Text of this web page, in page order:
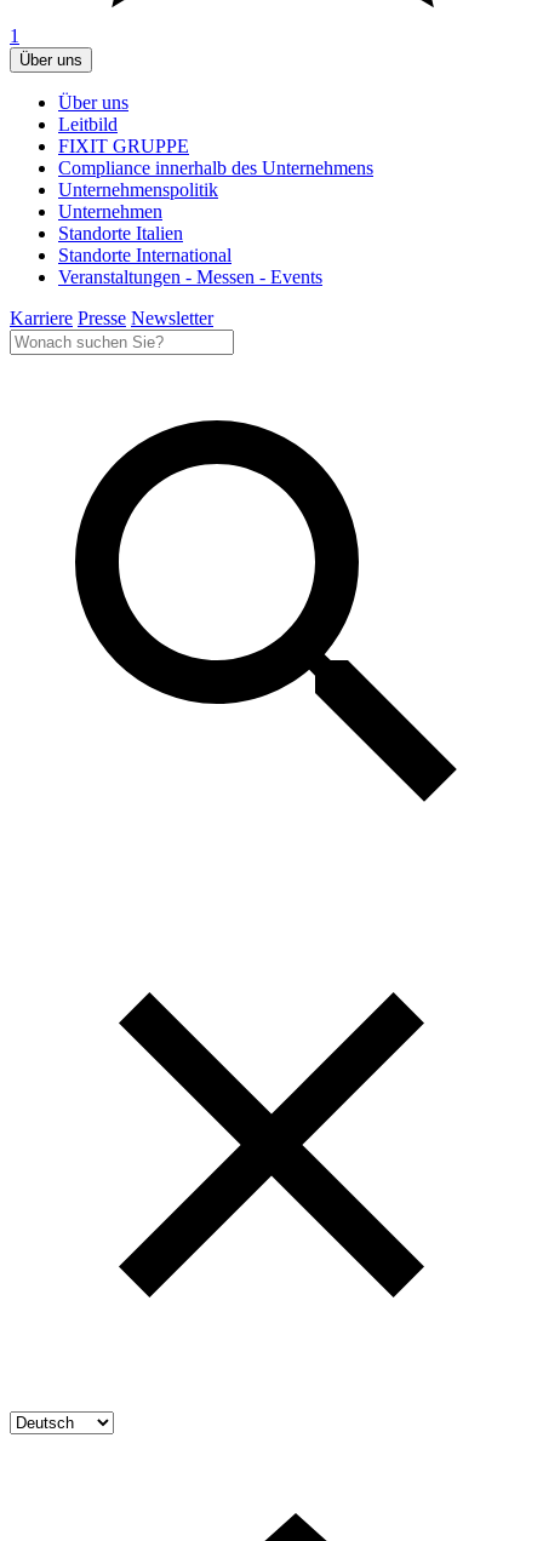
1
Über uns
Über uns
Leitbild
FIXIT GRUPPE
Compliance innerhalb des Unternehmens
Unternehmenspolitik
Unternehmen
Standorte Italien
Standorte International
Veranstaltungen - Messen - Events
Karriere Presse Newsletter